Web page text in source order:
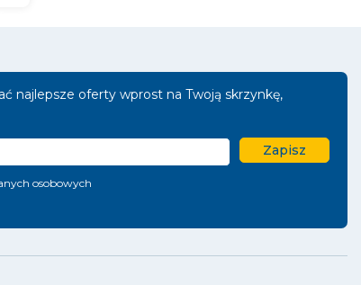
najlepsze oferty wprost na Twoją skrzynkę,
osobowych